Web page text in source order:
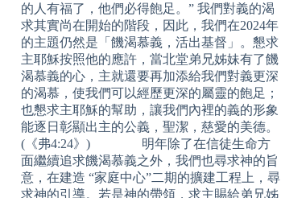
的人有福了，他們必得飽足。” 我們對義的渴
求其實尚在開始的階段，因此，我們在2024年
的主題仍然是「饑渴慕義，活出基督」。懇求
主耶穌按照他的應許，當北堂弟兄姊妹有了饑
渴慕義的心，主就還要再加添給我們對義更深
的渴慕，使我們可以經歷更深的屬靈的飽足；
也懇求主耶穌的幫助，讓我們內裡的義的形象
能逐日彰顯出主的公義，聖潔，慈愛的美德。
(《弗4:24》) 明年除了在信徒生命方
面繼續追求饑渴慕義之外，我們也尋求神的旨
意，在建造 “家庭中心”二期的擴建工程上，尋
求神的引導。若是神的帶領，求主賜給弟兄姊